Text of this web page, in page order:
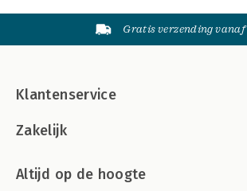
Gratis verzending
Klantenservice
Zakelijk
Altijd op de hoogte